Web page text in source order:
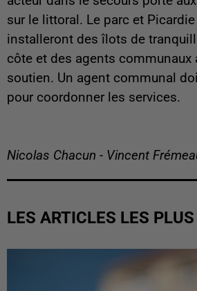
sur le littoral. Le parc et
installeront des îlots de
côte et des agents communaux
soutien. Un agent communal
pour coordonner les services.
Nicolas Chacun - Vincent
LES ARTICLES LES